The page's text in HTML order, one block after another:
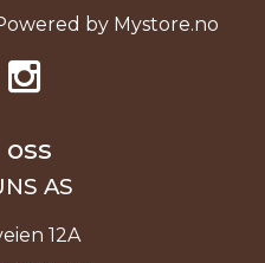
by Mystore.no
AS
12A